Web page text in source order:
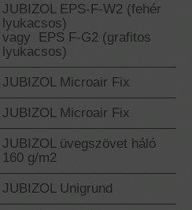
JUBIZOL EPS-F-W2 (fehér
lyukacsos)
vagy EPS F-G2 (grafitos
lyukacsos)
JUBIZOL Microair Fix
JUBIZOL Microair Fix
JUBIZOL üvegszövet háló
160 g/m2
JUBIZOL Unigrund